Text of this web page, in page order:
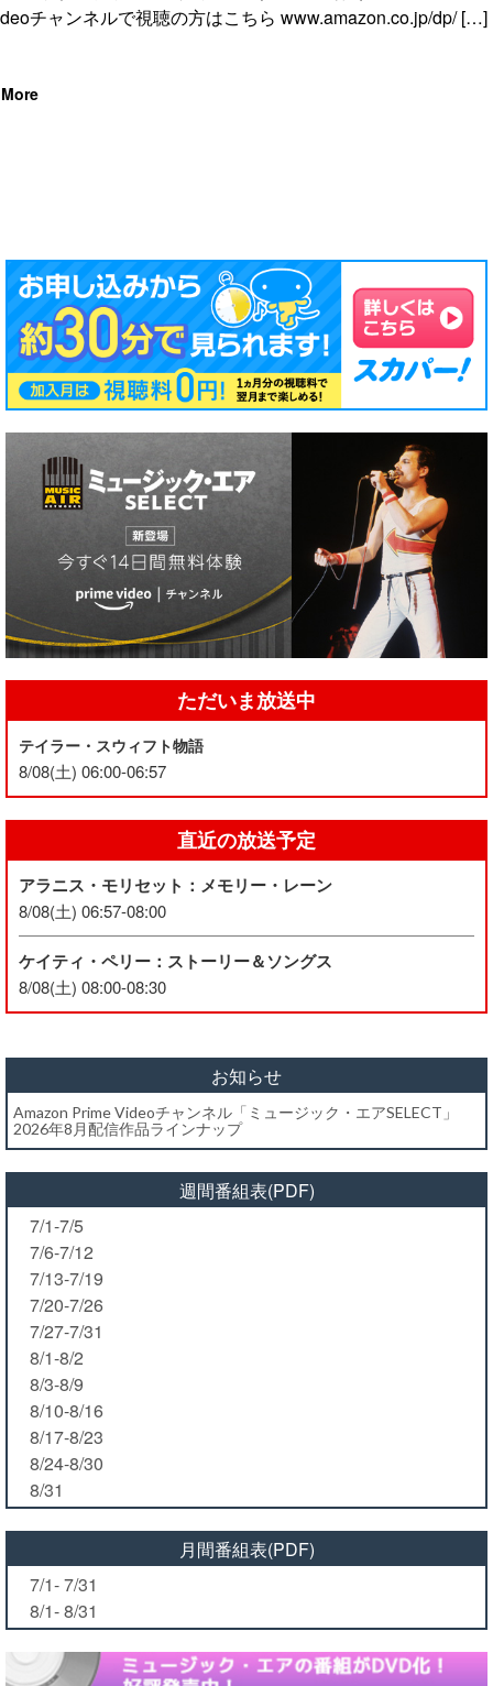
チャンネルで視聴の方はこちら www.amazon.co.jp/dp/ […]
More
ただいま放送中
テイラー・スウィフト物語
8/08(土) 06:00-06:57
直近の放送予定
アラニス・モリセット：メモリー・レーン
8/08(土) 06:57-08:00
ケイティ・ペリー：ストーリー＆ソングス
8/08(土) 08:00-08:30
お知らせ
Amazon Prime Videoチャンネル「ミュージック・エアSELECT」
2026年8月配信作品ラインナップ
週間番組表(PDF)
7/1-7/5
7/6-7/12
7/13-7/19
7/20-7/26
7/27-7/31
8/1-8/2
8/3-8/9
8/10-8/16
8/17-8/23
8/24-8/30
8/31
月間番組表(PDF)
7/1- 7/31
8/1- 8/31